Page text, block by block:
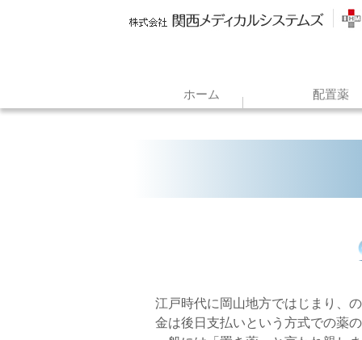
ホーム 配置薬
江戸時代に岡山地方ではじまり、
金は後日支払いという方式での薬